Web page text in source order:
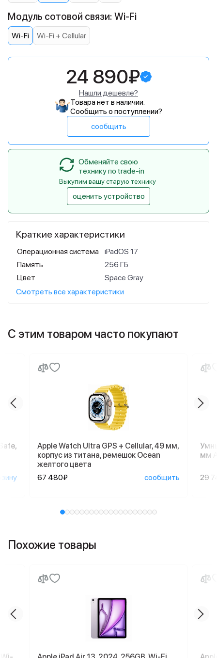
Краткие характеристики
Операционная система
iPadOS 17
Память
256 ГБ
Цвет
Space Gray
Смотреть все характеристики
Модуль сотовой связи: Wi-Fi
Wi-Fi Wi-Fi + Cellular
24 890₽
Нашли дешевле?
Товара нет в наличии.
Сообщить о поступлении?
сообщить
Обменяйте свою
технику по trade-in
Выкупим вашу старую технику
оценить устройство
С этим товаром часто покупают
Apple Watch Ultra GPS + Cellular, 49 мм,
корпус из титана, ремешок Ocean
желтого цвета
67 480₽
сообщить
мм
29
Похожие товары